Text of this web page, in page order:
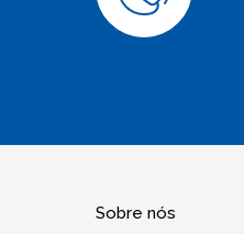
Sobre nós